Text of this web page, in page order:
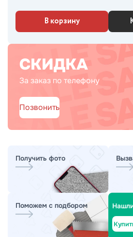
СКИДКА
За заказ по телефону
Позвонить
Получить фото
Поможем с подбором
В корзину